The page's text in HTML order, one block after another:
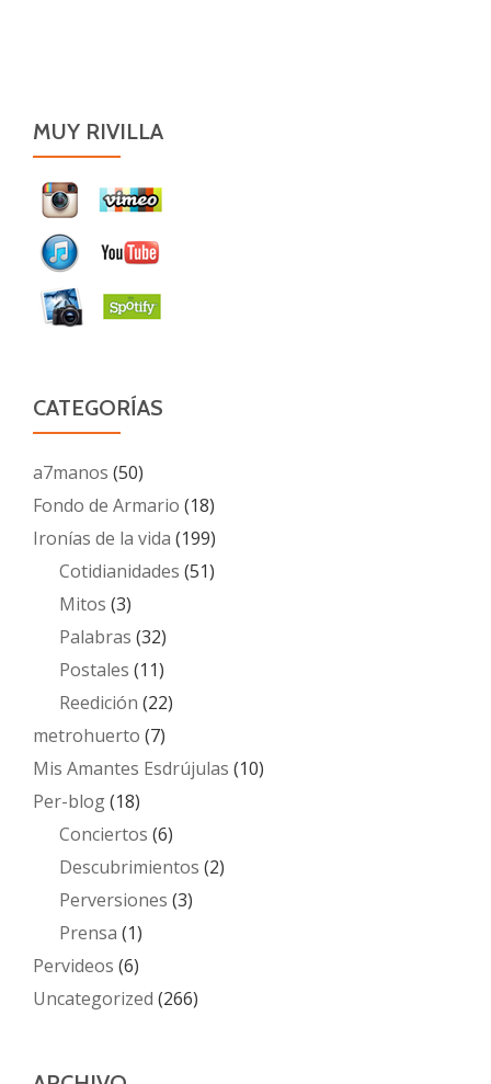
MUY RIVILLA
CATEGORÍAS
a7manos (50)
Fondo de Armario (18)
Ironías de la vida (199)
Cotidianidades (51)
Mitos (3)
Palabras (32)
Postales (11)
Reedición (22)
metrohuerto (7)
Mis Amantes Esdrújulas (10)
Per-blog(18)
Conciertos (6)
Descubrimientos (2)
Perversiones (3)
Prensa (1)
Pervideos (6)
Uncategorized (266)